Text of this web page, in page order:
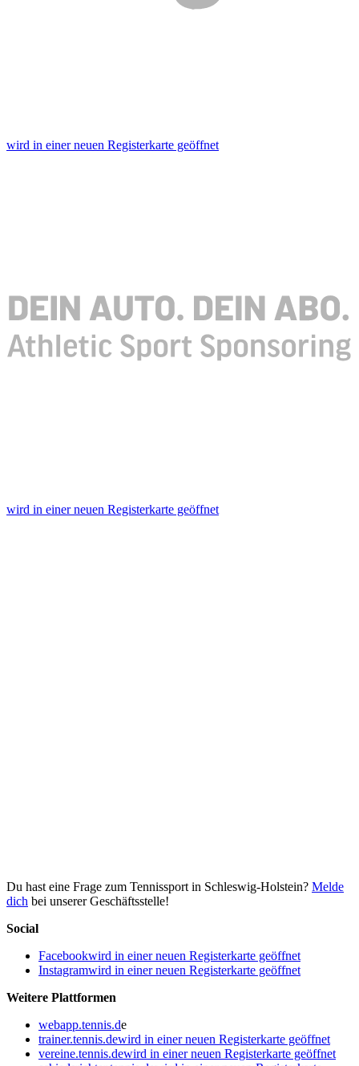
wird in einer neuen Registerkarte geöffnet
wird in einer neuen Registerkarte geöffnet
Du hast eine Frage zum Tennissport in Schleswig-Holstein? Melde
dich bei unserer Geschäftsstelle!
Social
Facebookwird in einer neuen Registerkarte geöffnet
Instagramwird in einer neuen Registerkarte geöffnet
Weitere Plattformen
webapp.tennis.de
trainer.tennis.dewird in einer neuen Registerkarte geöffnet
vereine.tennis.dewird in einer neuen Registerkarte geöffnet